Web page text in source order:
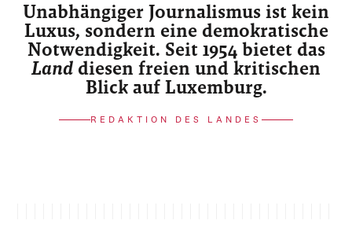
Unabhängiger Journalismus ist kein
Luxus, sondern eine demokratische
Notwendigkeit. Seit 1954 bietet das
Land diesen freien und kritischen
Blick auf Luxemburg.
REDAKTION DES LANDES